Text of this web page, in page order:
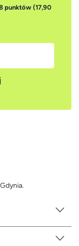
punktów (17,90